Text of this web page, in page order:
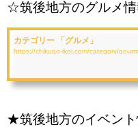
☆筑後地方のグルメ情
カテゴリー 「グルメ」
https://chikugo-ikoi.com/category/
★筑後地方のイベント